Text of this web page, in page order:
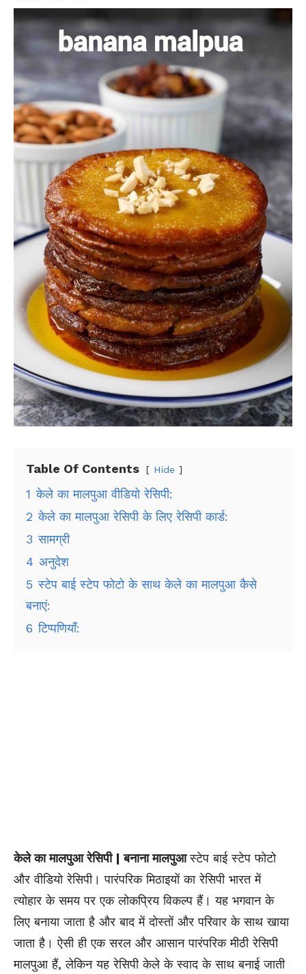
Table Of Contents Hide
1 केले का मालपुआ वीडियो रेसिपी:
2 केले का मालपुआ रेसिपी के लिए रेसिपी कार्ड:
3 सामग्री
4 अनुदेश
5 स्टेप बाई स्टेप फोटो के साथ केले का मालपुआ कैसे
बनाएं:
6 टिप्पणियाँ:
केले का मालपुआ रेसिपी | बनाना मालपुआस्टेप बाई स्टेप फोटो
और वीडियो रेसिपी। पारंपरिक मिठाइयों का रेसिपी भारत में
त्योहार के समय पर एक लोकप्रिय विकल्प हैं। यह भगवान के
लिए बनाया जाता है और बाद में दोस्तों और परिवार के साथ खाया
जाता है। ऐसी ही एक सरल और आसान पारंपरिक मीठी रेसिपी
मालपुआ हैं, लेकिन यह रेसिपी केले के स्वाद के साथ बनाई जाती